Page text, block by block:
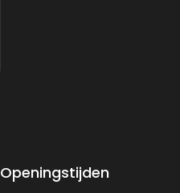
Openingstijden